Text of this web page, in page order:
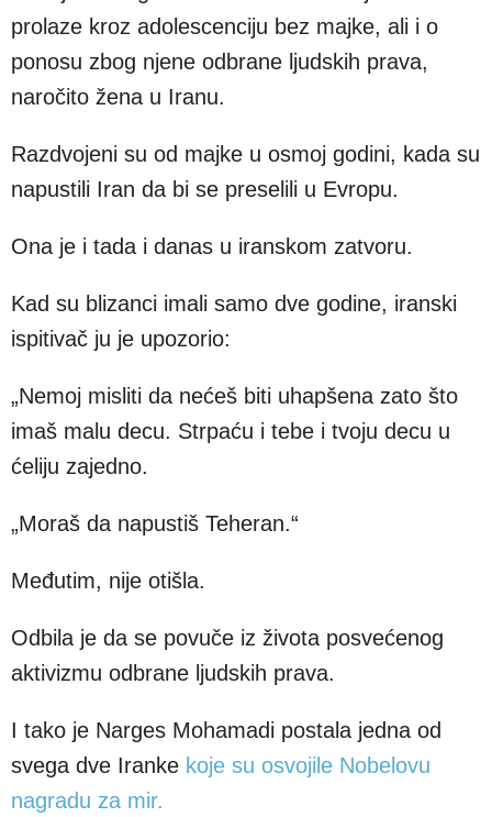
prolaze kroz adolescenciju bez majke, ali i o
ponosu zbog njene odbrane ljudskih prava,
naročito žena u Iranu.
Razdvojeni su od majke u osmoj godini, kada su
napustili Iran da bi se preselili u Evropu.
Ona je i tada i danas u iranskom zatvoru.
Kad su blizanci imali samo dve godine, iranski
ispitivač ju je upozorio:
„Nemoj misliti da nećeš biti uhapšena zato što
imaš malu decu. Strpaću i tebe i tvoju decu u
ćeliju zajedno.
„Moraš da napustiš Teheran.“
Međutim, nije otišla.
Odbila je da se povuče iz života posvećenog
aktivizmu odbrane ljudskih prava.
I tako je Narges Mohamadi postala jedna od
svega dve Iranke koje su osvojile Nobelovu
nagradu za mir.